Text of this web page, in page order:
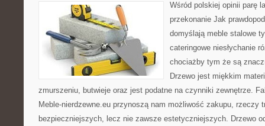
Wśród polskiej opinii parę
przekonanie Jak
domyślają meble stalowe
cateringowe niesłychanie
chociażby tym że są
Drzewo jest miękkim
zmurszeniu, butwieje oraz jest podatne na czynniki zewnętrze.
Meble-nierdzewne.eu przynoszą nam możliwość zakupu, rzeczy
bezpieczniejszych, lecz nie zawsze estetyczniejszych. Drzewo